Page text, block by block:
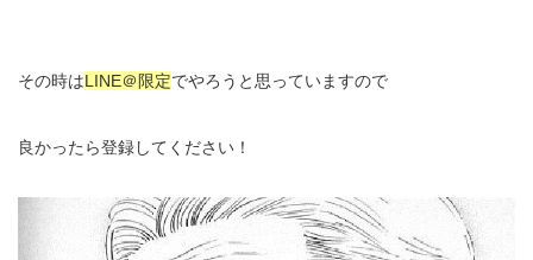
その時はLINE＠限定でやろうと思っていますので
良かったら登録してください！